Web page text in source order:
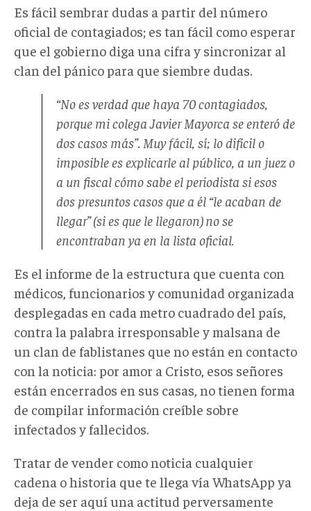
Es fácil sembrar dudas a partir del número
oficial de contagiados; es tan fácil como esperar
que el gobierno diga una cifra y sincronizar al
clan del pánico para que siembre dudas.
“No es verdad que haya 70 contagiados,
porque mi colega Javier Mayorca se enteró de
dos casos más”. Muy fácil, sí; lo difícil o
imposible es explicarle al público, a un juez o
a un fiscal cómo sabe el periodista si esos
dos presuntos casos que a él “le acaban de
llegar” (si es que le llegaron) no se
encontraban ya en la lista oficial.
Es el informe de la estructura que cuenta con
médicos, funcionarios y comunidad organizada
desplegadas en cada metro cuadrado del país,
contra la palabra irresponsable y malsana de
un clan de fablistanes que no están en contacto
con la noticia: por amor a Cristo, esos señores
están encerrados en sus casas, no tienen forma
de compilar información creíble sobre
infectados y fallecidos.
Tratar de vender como noticia cualquier
cadena o historia que te llega vía WhatsApp ya
deja de ser aquí una actitud perversamente